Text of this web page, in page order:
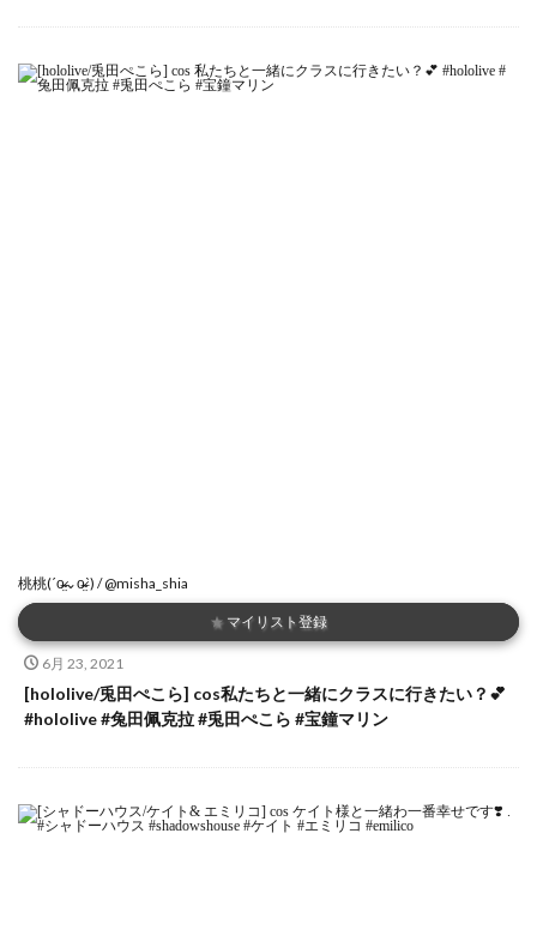
桃桃(ˊo̴̶̷̤⌄o̴̶̷̤ˋ) / @misha_shia
★ マイリスト登録
6月 23, 2021
[hololive/兎田ぺこら] cos私たちと一緒にクラスに行きたい？💕
#hololive #兔田佩克拉 #兎田ぺこら #宝鐘マリン